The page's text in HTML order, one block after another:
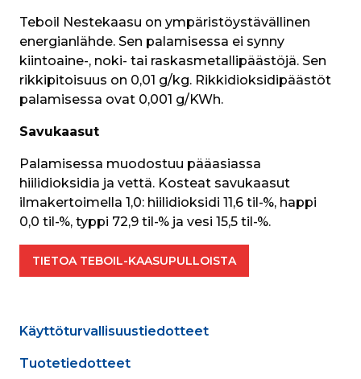
Teboil Nestekaasu on ympäristöystävällinen
energianlähde. Sen palamisessa ei synny
kiintoaine-, noki- tai raskasmetallipäästöjä. Sen
rikkipitoisuus on 0,01 g/kg. Rikkidioksidipäästöt
palamisessa ovat 0,001 g/KWh.
Savukaasut
Palamisessa muodostuu pääasiassa
hiilidioksidia ja vettä. Kosteat savukaasut
ilmakertoimella 1,0: hiilidioksidi 11,6 til-%, happi
0,0 til-%, typpi 72,9 til-% ja vesi 15,5 til-%.
TIETOA TEBOIL-KAASUPULLOISTA
Käyttöturvallisuustiedotteet
Tuotetiedotteet